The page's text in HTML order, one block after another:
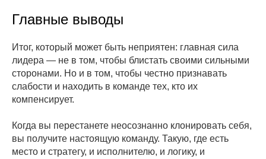
Главные выводы
Итог, который может быть неприятен: главная сила
лидера — не в том, чтобы блистать своими сильными
сторонами. Но и в том, чтобы честно признавать
слабости и находить в команде тех, кто их
компенсирует.
Когда вы перестанете неосознанно клонировать себя,
вы получите настоящую команду. Такую, где есть
место и стратегу, и исполнителю, и логику, и